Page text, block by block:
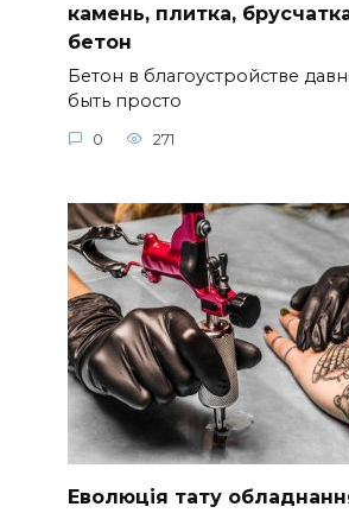
камень, плитка,
бетон
Бетон в благоустройстве
быть просто
0 271
Еволюція тату